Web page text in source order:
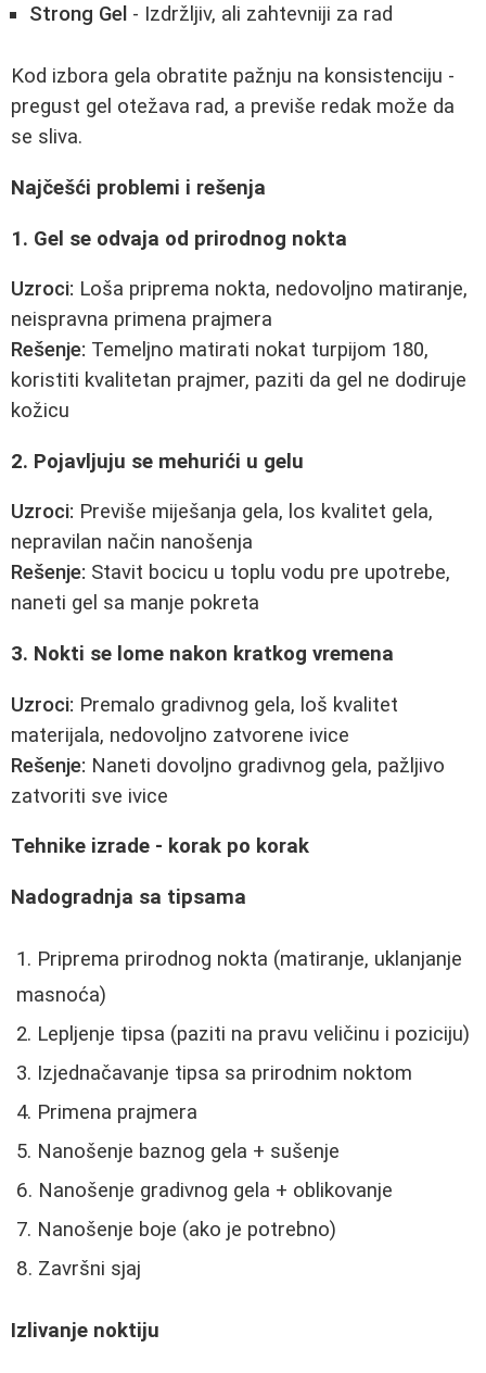
Strong Gel - Izdržljiv, ali zahtevniji za rad
Kod izbora gela obratite pažnju na konsistenciju -
pregust gel otežava rad, a previše redak može da
se sliva.
Najčešći problemi i rešenja
1. Gel se odvaja od prirodnog nokta
Uzroci: Loša priprema nokta, nedovoljno matiranje,
neispravna primena prajmera
Rešenje: Temeljno matirati nokat turpijom 180,
koristiti kvalitetan prajmer, paziti da gel ne dodiruje
kožicu
2. Pojavljuju se mehurići u gelu
Uzroci: Previše miješanja gela, los kvalitet gela,
nepravilan način nanošenja
Rešenje: Stavit bocicu u toplu vodu pre upotrebe,
naneti gel sa manje pokreta
3. Nokti se lome nakon kratkog vremena
Uzroci: Premalo gradivnog gela, loš kvalitet
materijala, nedovoljno zatvorene ivice
Rešenje: Naneti dovoljno gradivnog gela, pažljivo
zatvoriti sve ivice
Tehnike izrade - korak po korak
Nadogradnja sa tipsama
Priprema prirodnog nokta (matiranje, uklanjanje
masnoća)
Lepljenje tipsa (paziti na pravu veličinu i poziciju)
Izjednačavanje tipsa sa prirodnim noktom
Primena prajmera
Nanošenje baznog gela + sušenje
Nanošenje gradivnog gela + oblikovanje
Nanošenje boje (ako je potrebno)
Završni sjaj
Izlivanje noktiju